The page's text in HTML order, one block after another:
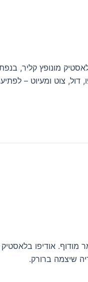
מונופץ קליר,
צוט ומעיוט –
אודיפו
שיצמה ברורק.